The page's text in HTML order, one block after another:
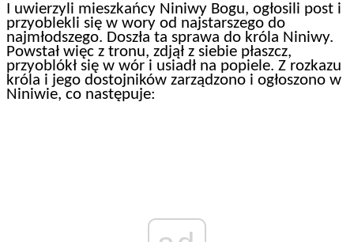
I uwierzyli mieszkańcy Niniwy Bogu, ogłosili post i
przyoblekli się w wory od najstarszego do
najmłodszego. Doszła ta sprawa do króla Niniwy.
Powstał więc z tronu, zdjął z siebie płaszcz,
przyoblókł się w wór i usiadł na popiele. Z rozkazu
króla i jego dostojników zarządzono i ogłoszono w
Niniwie, co następuje: